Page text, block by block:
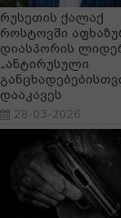
რუსეთის ქალაქ
როსტოვში
დიასპორის
„ანტირუსული
დააკავეს
28-03-2026